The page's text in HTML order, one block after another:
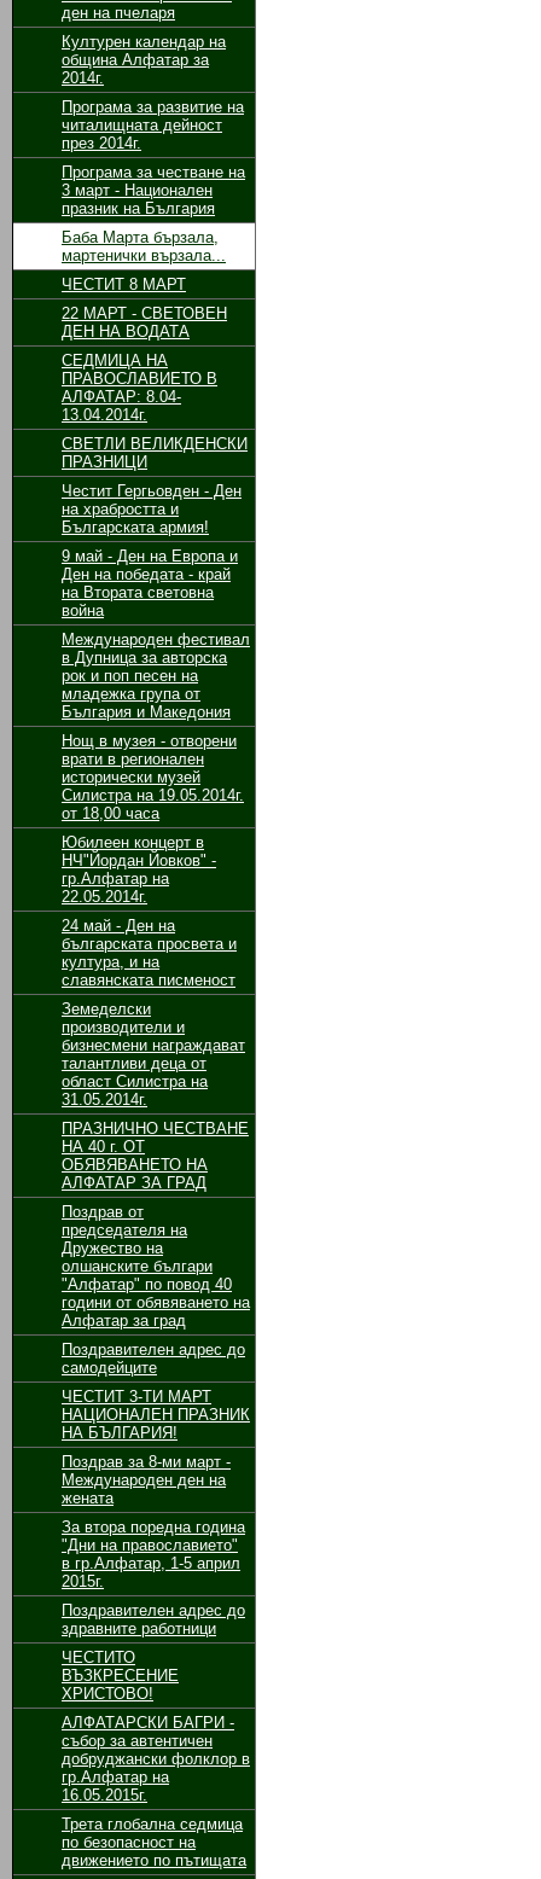
ден на пчеларя
Културен календар на
община Алфатар за
2014г.
Програма за развитие на
читалищната дейност
през 2014г.
Програма за честване на
3 март - Национален
празник на България
Баба Марта бързала,
мартенички вързала...
ЧЕСТИТ 8 МАРТ
22 МАРТ - СВЕТОВЕН
ДЕН НА ВОДАТА
СЕДМИЦА НА
ПРАВОСЛАВИЕТО В
АЛФАТАР: 8.04-
13.04.2014г.
СВЕТЛИ ВЕЛИКДЕНСКИ
ПРАЗНИЦИ
Честит Гергьовден - Ден
на храбростта и
Българската армия!
9 май - Ден на Европа и
Ден на победата - край
на Втората световна
война
Международен фестивал
в Дупница за авторска
рок и поп песен на
младежка група от
България и Македония
Нощ в музея - отворени
врати в регионален
исторически музей
Силистра на 19.05.2014г.
от 18,00 часа
Юбилеен концерт в
НЧ"Йордан Йовков" -
гр.Алфатар на
22.05.2014г.
24 май - Ден на
българската просвета и
култура, и на
славянската писменост
Земеделски
производители и
бизнесмени награждават
талантливи деца от
област Силистра на
31.05.2014г.
ПРАЗНИЧНО ЧЕСТВАНЕ
НА 40 г. ОТ
ОБЯВЯВАНЕТО НА
АЛФАТАР ЗА ГРАД
Поздрав от
председателя на
Дружество на
олшанските българи
"Алфатар" по повод 40
години от обявяването на
Алфатар за град
Поздравителен адрес до
самодейците
ЧЕСТИТ 3-ТИ МАРТ
НАЦИОНАЛЕН ПРАЗНИК
НА БЪЛГАРИЯ!
Поздрав за 8-ми март -
Международен ден на
жената
За втора поредна година
"Дни на православието"
в гр.Алфатар, 1-5 април
2015г.
Поздравителен адрес до
здравните работници
ЧЕСТИТО
ВЪЗКРЕСЕНИЕ
ХРИСТОВО!
АЛФАТАРСКИ БАГРИ -
събор за автентичен
добруджански фолклор в
гр.Алфатар на
16.05.2015г.
Трета глобална седмица
по безопасност на
движението по пътищата